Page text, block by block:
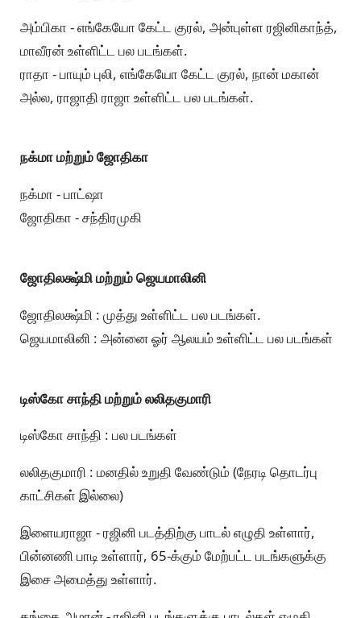
அம்பிகா - எங்கேயோ கேட்ட குரல், அன்புள்ள ரஜினிகாந்த்,
மாவீரன் உள்ளிட்ட பல படங்கள்.
ராதா - பாயும் புலி, எங்கேயோ கேட்ட குரல், நான் மகான்
அல்ல, ராஜாதி ராஜா உள்ளிட்ட பல படங்கள்.
நக்மா மற்றும் ஜோதிகா
நக்மா - பாட்ஷா
ஜோதிகா - சந்திரமுகி
ஜோதிலக்ஷ்மி மற்றும் ஜெயமாலினி
ஜோதிலக்ஷ்மி : முத்து உள்ளிட்ட பல படங்கள்.
ஜெயமாலினி : அன்னை ஓர் ஆலயம் உள்ளிட்ட பல படங்கள்
டிஸ்கோ சாந்தி மற்றும் லலிதகுமாரி
டிஸ்கோ சாந்தி : பல படங்கள்
லலிதகுமாரி : மனதில் உறுதி வேண்டும் (நேரடி தொடர்பு
காட்சிகள் இல்லை)
இளையராஜா - ரஜினி படத்திற்கு பாடல் எழுதி உள்ளார்,
பின்னணி பாடி உள்ளார், 65-க்கும் மேற்பட்ட படங்களுக்கு
இசை அமைத்து உள்ளார்.